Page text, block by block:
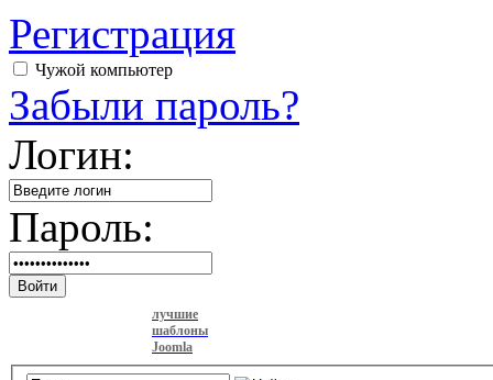
Регистрация
Чужой компьютер
Забыли пароль?
Логин:
Пароль:
Войти
лучшие
шаблоны
Joomla